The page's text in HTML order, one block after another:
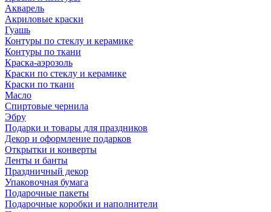
Акварель
Акриловые краски
Гуашь
Контуры по стеклу и керамике
Контуры по ткани
Краска-аэрозоль
Краски по стеклу и керамике
Краски по ткани
Масло
Спиртовые чернила
Эбру
Подарки и товары для праздников
Декор и оформление подарков
Открытки и конверты
Ленты и банты
Праздничный декор
Упаковочная бумага
Подарочные пакеты
Подарочные коробки и наполнители